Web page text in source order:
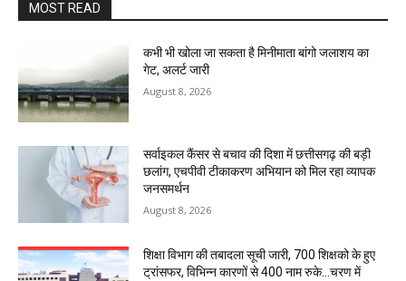
MOST READ
कभी भी खोला जा सकता है मिनीमाता बांगो जलाशय का
गेट, अलर्ट जारी
August 8, 2026
सर्वाइकल कैंसर से बचाव की दिशा में छत्तीसगढ़ की बड़ी
छलांग, एचपीवी टीकाकरण अभियान को मिल रहा व्यापक
जनसमर्थन
August 8, 2026
शिक्षा विभाग की तबादला सूची जारी, 700 शिक्षको के हुए
ट्रांसफर, विभिन्न कारणों से 400 नाम रुके…चरण में